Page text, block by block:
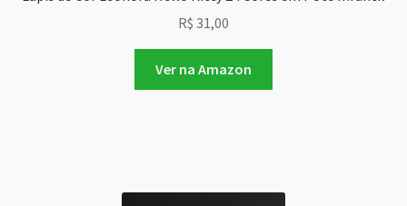
R$ 31,00
Ver na Amazon